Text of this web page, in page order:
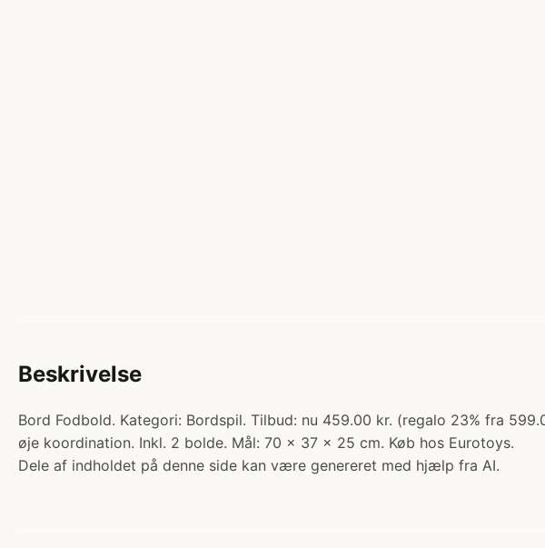
Beskrivelse
Bord Fodbold. Kategori: Bordspil. Tilbud: nu 459.00 kr. (regalo 23% fra
øje koordination. Inkl. 2 bolde. Mål: 70 x 37 x 25 cm. Køb hos Eurotoys.
Dele af indholdet på denne side kan være genereret med hjælp fra AI.